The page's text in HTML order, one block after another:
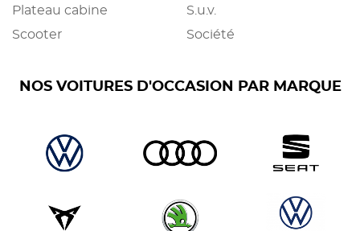
Plateau cabine
S.u.v.
Scooter
Société
NOS VOITURES D'OCCASION PAR MARQUE